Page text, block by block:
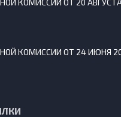
КОМИССИИ ОТ 20 АВГУСТА
КОМИССИИ ОТ 24 ИЮНЯ